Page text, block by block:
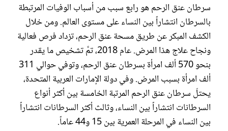
سرطان عنق الرحم هو رابع سبب من أسباب الوفيات المرتبطة
بالسرطان انتشاراً بين النساء على مستوى العالم. ومن خلال
الكشف المبكر عن طريق مسحة عنق الرحم، تزداد فرص فعالية
ونجاح علاج هذا المرض. عام 2018، تمَّ تشخيص ما يقدر
بنحو 570 ألف امرأة بسرطان عنق الرحم، وتوفي حوالي 311
ألف امرأة بسبب المرض. وفي دولة الإمارات العربية المتحدة،
يحتلّ سرطان عنق الرحم المرتبة الخامسة بين أكثر أنواع
السرطانات انتشاراً بين النساء، وثالث أكثر السرطانات انتشاراً
بين النساء في المرحلة العمرية بين 15 و44 عاماً.